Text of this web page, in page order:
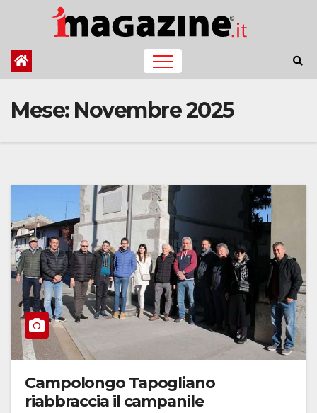
Mese: Novembre 2025
Campolongo Tapogliano
riabbraccia il campanile